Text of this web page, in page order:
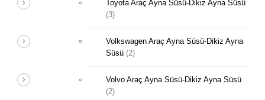
Toyota Araç Ayna Süsü-Dikiz Ayna Süsü
(3)
Volkswagen Araç Ayna Süsü-Dikiz Ayna
Süsü (2)
Volvo Araç Ayna Süsü-Dikiz Ayna Süsü
(2)